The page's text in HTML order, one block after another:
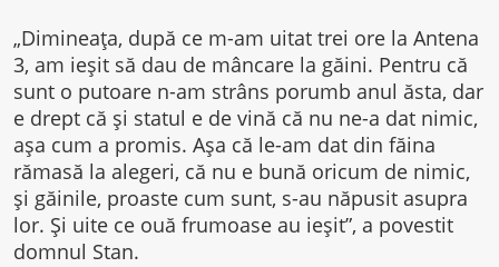
„Dimineața, după ce m-am uitat trei ore la Antena
3, am ieșit să dau de mâncare la găini. Pentru că
sunt o putoare n-am strâns porumb anul ăsta, dar
e drept că și statul e de vină că nu ne-a dat nimic,
așa cum a promis. Așa că le-am dat din făina
rămasă la alegeri, că nu e bună oricum de nimic,
și găinile, proaste cum sunt, s-au năpusit asupra
lor. Și uite ce ouă frumoase au ieșit”, a povestit
domnul Stan.